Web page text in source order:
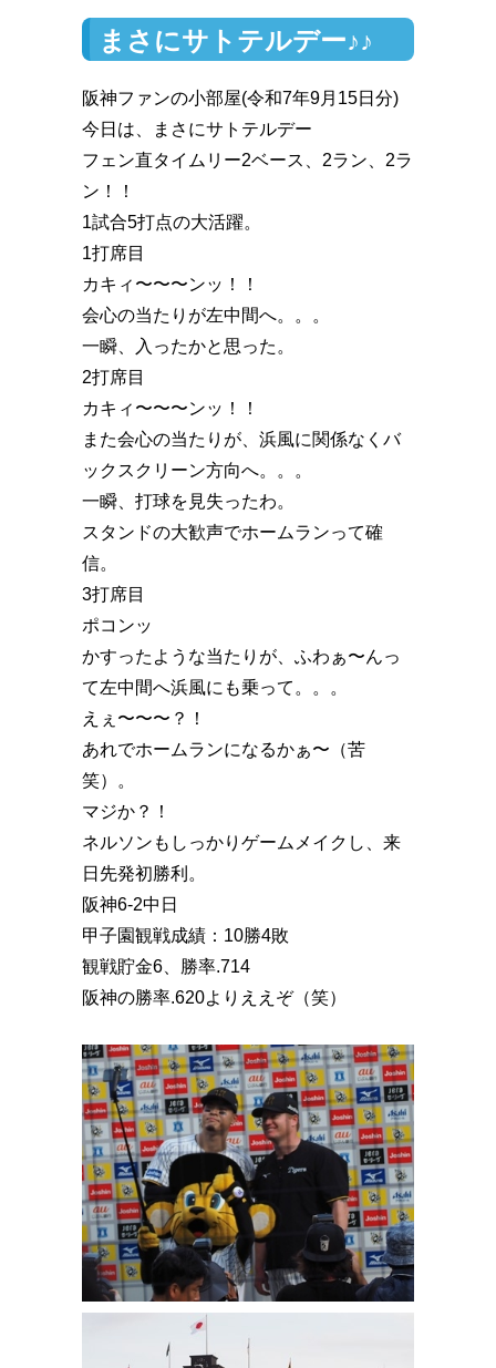
まさにサトテルデー♪♪
阪神ファンの小部屋(令和7年9月15日分)
今日は、まさにサトテルデー
フェン直タイムリー2ベース、2ラン、2ラ
ン！！
1試合5打点の大活躍。
1打席目
カキィ〜〜〜ンッ！！
会心の当たりが左中間へ。。。
一瞬、入ったかと思った。
2打席目
カキィ〜〜〜ンッ！！
また会心の当たりが、浜風に関係なくバ
ックスクリーン方向へ。。。
一瞬、打球を見失ったわ。
スタンドの大歓声でホームランって確
信。
3打席目
ポコンッ
かすったような当たりが、ふわぁ〜んっ
て左中間へ浜風にも乗って。。。
えぇ〜〜〜？！
あれでホームランになるかぁ〜（苦
笑）。
マジか？！
ネルソンもしっかりゲームメイクし、来
日先発初勝利。
阪神6-2中日
甲子園観戦成績：10勝4敗
観戦貯金6、勝率.714
阪神の勝率.620よりええぞ（笑）